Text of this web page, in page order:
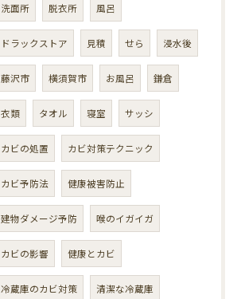
洗面所 脱衣所 風呂
ドラックストア 見積 せら 浸水後
藤沢市 横須賀市 お風呂 鎌倉
衣類 タオル 寝室 サッシ
カビの処置 カビ対策テクニック
カビ予防法 健康被害防止
建物ダメージ予防 喉のイガイガ
カビの影響 健康とカビ
冷蔵庫のカビ対策 清潔な冷蔵庫